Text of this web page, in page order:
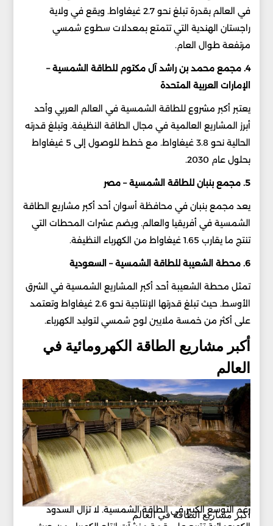
في العالم بقدرة تبلغ نحو 2.7 غيغاواط. ويقع في ولاية
راجستان الهندية التي تتمتع بمعدلات سطوع شمسي
مرتفعة طوال العام.
4. مجمع محمد بن راشد آل مكتوم للطاقة الشمسية –
الإمارات العربية المتحدة
يعتبر أكبر مشروع للطاقة الشمسية في العالم العربي وأحد
أبرز المشاريع العالمية في مجال الطاقة النظيفة. وتبلغ قدرته
الحالية نحو 3.8 غيغاواط. مع خطط للوصول إلى 5 غيغاواط
بحلول عام 2030.
5. مجمع بنبان للطاقة الشمسية – مصر
يعد مجمع بنبان في محافظة أسوان أحد أكبر مشاريع الطاقة
الشمسية في أفريقيا والعالم. ويضم عشرات المحطات التي
تنتج ما يقارب 1.65 غيغاواط من الكهرباء النظيفة.
6. محطة الشعيبة للطاقة الشمسية – السعودية
تمثل محطة الشعيبة أحد أكبر المشاريع الشمسية في الشرق
الأوسط. حيث تبلغ قدرتها الإنتاجية نحو 2.6 غيغاواط وتعتمد
على أكثر من خمسة ملايين لوح شمسي لتوليد الكهرباء.
أكبر مشاريع الطاقة الكهرومائية في
العالم
أكبر مشاريع الطاقة في العالم
رغم التوسع الكبير في الطاقة الشمسية. لا تزال السدود